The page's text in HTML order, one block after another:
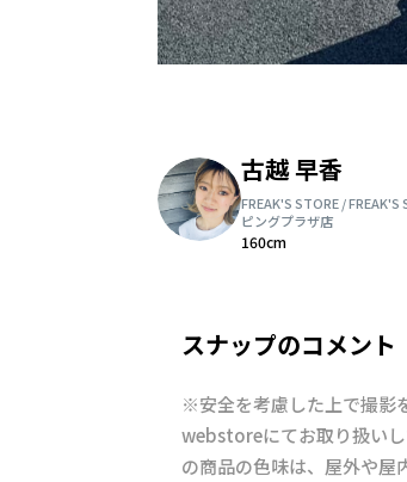
古越 早香
FREAK'S STORE /
ピングプラザ店
160cm
スナップのコメント
※安全を考慮した上で撮影
webstoreにてお取り扱い
の商品の色味は、屋外や屋